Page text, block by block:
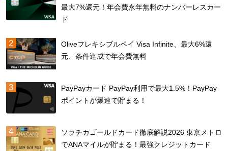
最大7%還元！年会費永年無料のナンバーレスカー
ド
Oliveフレキシブルペイ Visa Infinite、最大6%還
元、条件達成で年会費無料
PayPayカード PayPay利用で最大1.5%！PayPay
ポイントが爆速で貯まる！
ソラチカゴールドカード徹底解説2026 東京メトロ
でANAマイルが貯まる！最強クレジットカード